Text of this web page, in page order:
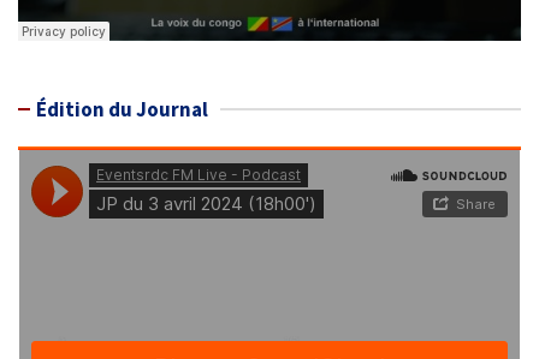
Édition du Journal